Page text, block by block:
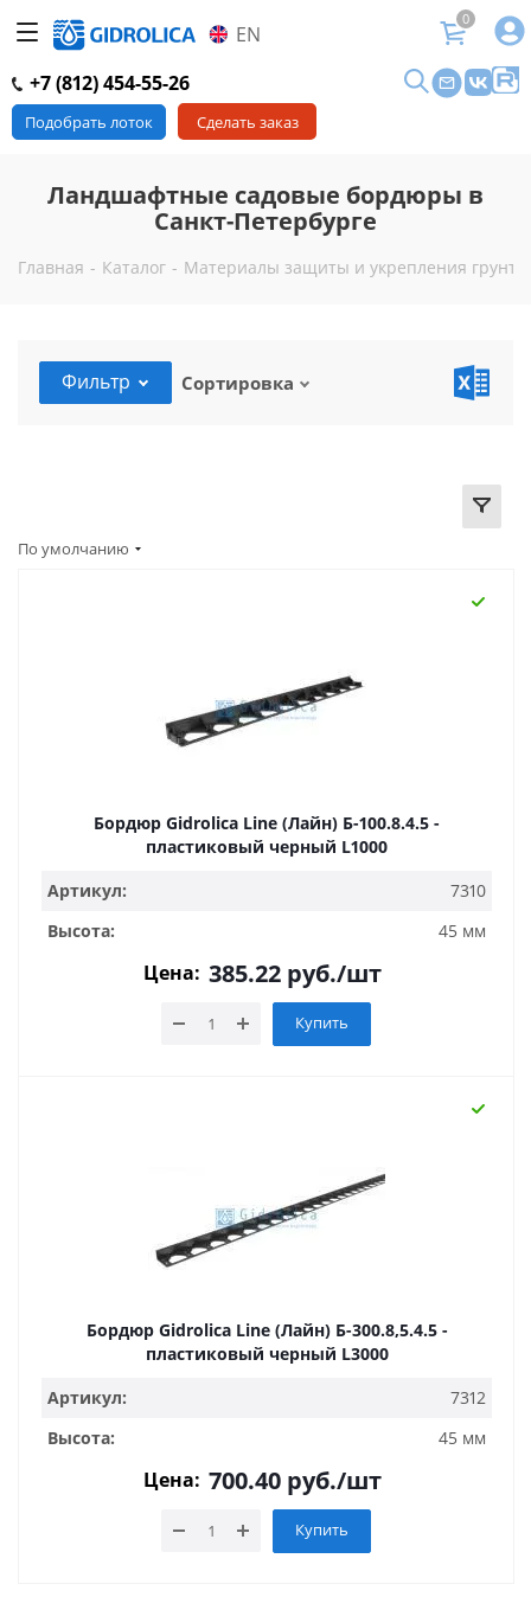
EN
0
+7 (812) 454-55-26
Подобрать лоток Сделать заказ
Ландшафтные садовые бордюры в
Санкт-Петербурге
Главная - Каталог - Материалы защиты и укрепления грунта
Фильтр Сортировка
По умолчанию
Бордюр Gidrolica Line (Лайн) Б-100.8.4.5 -
пластиковый черный L1000
Артикул:
7310
Высота:
45 мм
Цена: 385.22 руб./шт
Купить
Бордюр Gidrolica Line (Лайн) Б-300.8,5.4.5 -
пластиковый черный L3000
Артикул:
7312
Высота:
45 мм
Цена: 700.40 руб./шт
Купить